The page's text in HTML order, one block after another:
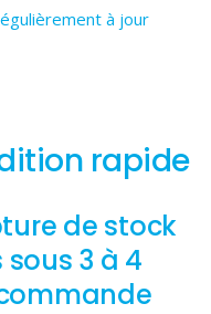
à jour
rapide
de stock
3 à 4